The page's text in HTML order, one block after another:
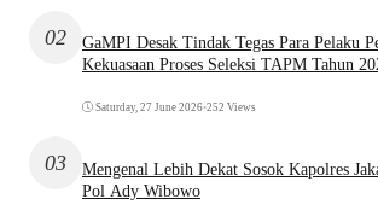
02
GaMPI Desak Tindak Tegas Para Pelaku
Kekuasaan Proses Seleksi TAPM Tahun
Saturday, 27 June 2026•252 Views
03
Mengenal Lebih Dekat Sosok Kapolres
Pol Ady Wibowo